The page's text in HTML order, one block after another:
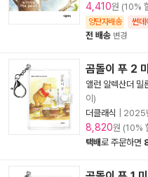
4,410원 (10%
양탄자배송 썬
전 배송 변경
곰돌이 푸 2
앨런 알렉산더 밀
이)
더클래식
2025
8,820원 (10%
택배로 주문하면